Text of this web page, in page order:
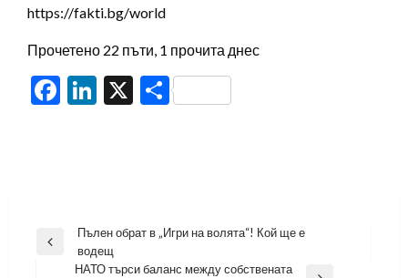
https://fakti.bg/world
Прочетено 22 пъти, 1 прочита днес
Facebook
LinkedIn
X Share
Навигация
Previous
Пълен обрат в „Игри на волята“! Кой ще е
водещ
НАТО търси баланс между собствената